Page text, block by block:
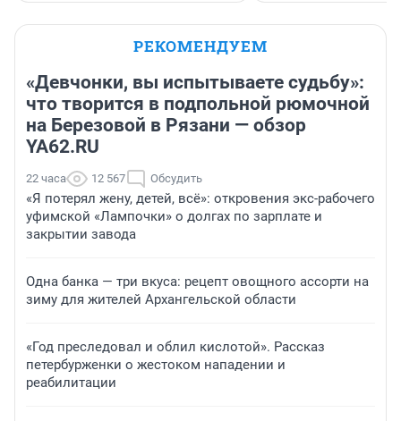
РЕКОМЕНДУЕМ
«Девчонки, вы испытываете судьбу»:
что творится в подпольной рюмочной
на Березовой в Рязани — обзор
YA62.RU
22 часа 12 567 Обсудить
«Я потерял жену, детей, всё»: откровения экс-рабочего
уфимской «Лампочки» о долгах по зарплате и
закрытии завода
Одна банка — три вкуса: рецепт овощного ассорти на
зиму для жителей Архангельской области
«Год преследовал и облил кислотой». Рассказ
петербурженки о жестоком нападении и
реабилитации